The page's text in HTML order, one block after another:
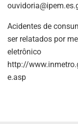
Acidentes de
ser relatados por
eletrônico
http://
e.asp